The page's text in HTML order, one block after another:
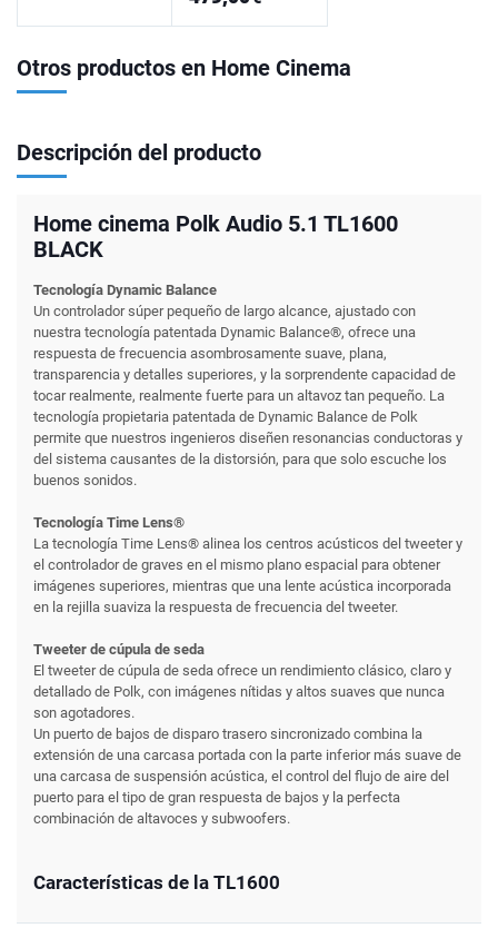
Otros productos en Home Cinema
Descripción del producto
Home cinema Polk Audio 5.1 TL1600
BLACK
Tecnología Dynamic Balance
Un controlador súper pequeño de largo alcance, ajustado con
nuestra tecnología patentada Dynamic Balance®, ofrece una
respuesta de frecuencia asombrosamente suave, plana,
transparencia y detalles superiores, y la sorprendente capacidad de
tocar realmente, realmente fuerte para un altavoz tan pequeño. La
tecnología propietaria patentada de Dynamic Balance de Polk
permite que nuestros ingenieros diseñen resonancias conductoras y
del sistema causantes de la distorsión, para que solo escuche los
buenos sonidos.
Tecnología Time Lens®
La tecnología Time Lens® alinea los centros acústicos del tweeter y
el controlador de graves en el mismo plano espacial para obtener
imágenes superiores, mientras que una lente acústica incorporada
en la rejilla suaviza la respuesta de frecuencia del tweeter.
Tweeter de cúpula de seda
El tweeter de cúpula de seda ofrece un rendimiento clásico, claro y
detallado de Polk, con imágenes nítidas y altos suaves que nunca
son agotadores.
Un puerto de bajos de disparo trasero sincronizado combina la
extensión de una carcasa portada con la parte inferior más suave de
una carcasa de suspensión acústica, el control del flujo de aire del
puerto para el tipo de gran respuesta de bajos y la perfecta
combinación de altavoces y subwoofers.
Características de la TL1600